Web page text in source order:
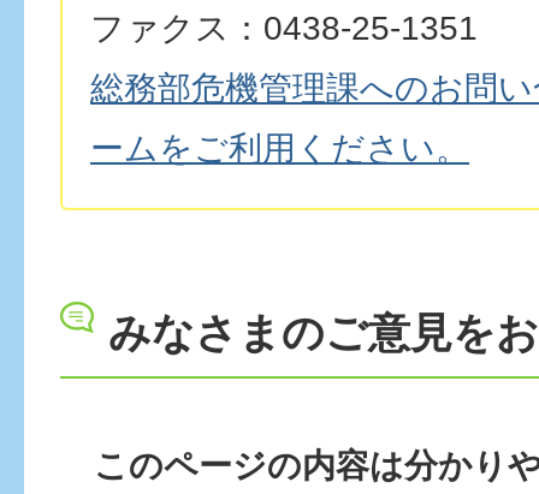
ファクス：0438-25-1351
総務部危機管理課へのお問
ームをご利用ください。
みなさまのご意見を
このページの内容は分かり